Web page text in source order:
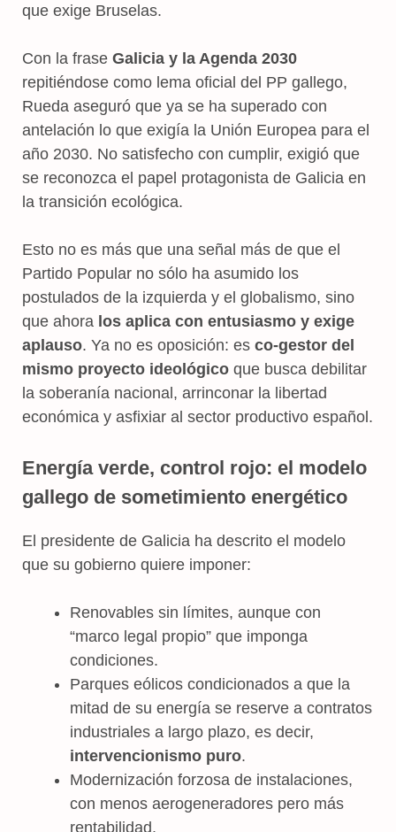
que exige Bruselas.
Con la frase Galicia y la Agenda 2030
repitiéndose como lema oficial del PP gallego,
Rueda aseguró que ya se ha superado con
antelación lo que exigía la Unión Europea para el
año 2030. No satisfecho con cumplir, exigió que
se reconozca el papel protagonista de Galicia en
la transición ecológica.
Esto no es más que una señal más de que el
Partido Popular no sólo ha asumido los
postulados de la izquierda y el globalismo, sino
que ahora los aplica con entusiasmo y exige
aplauso. Ya no es oposición: es co-gestor del
mismo proyecto ideológico que busca debilitar
la soberanía nacional, arrinconar la libertad
económica y asfixiar al sector productivo español.
Energía verde, control rojo: el modelo
gallego de sometimiento energético
El presidente de Galicia ha descrito el modelo
que su gobierno quiere imponer:
Renovables sin límites, aunque con
“marco legal propio” que imponga
condiciones.
Parques eólicos condicionados a que la
mitad de su energía se reserve a contratos
industriales a largo plazo, es decir,
intervencionismo puro.
Modernización forzosa de instalaciones,
con menos aerogeneradores pero más
rentabilidad.